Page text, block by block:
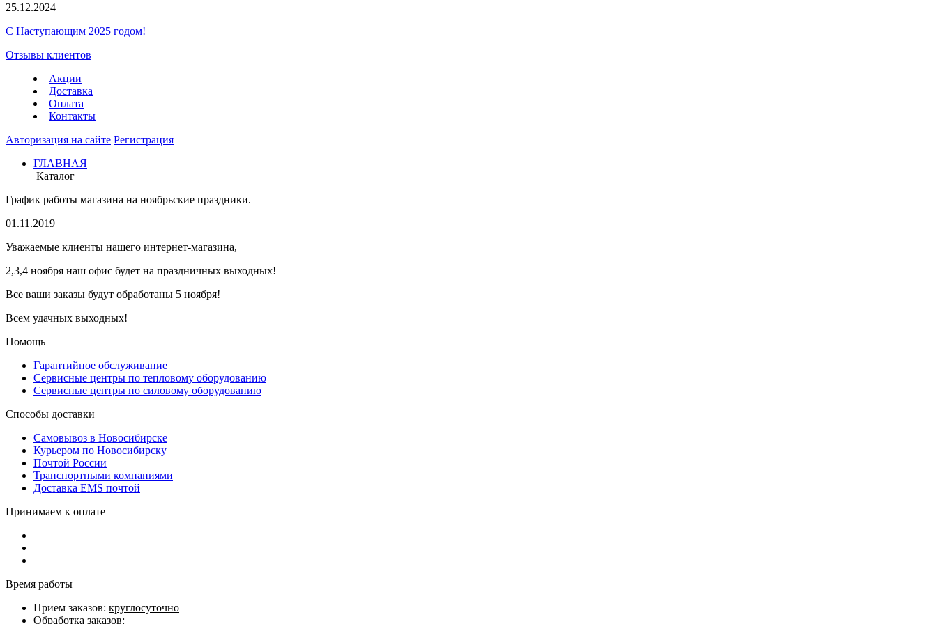
25.12.2024
С Наступающим 2025 годом!
Отзывы клиентов
Акции
Доставка
Оплата
Контакты
Авторизация на сайте Регистрация
ГЛАВНАЯ
Каталог
График работы магазина на ноябрьские праздники.
01.11.2019
Уважаемые клиенты нашего интернет-магазина,
2,3,4 ноября наш офис будет на праздничных выходных!
Все ваши заказы будут обработаны 5 ноября!
Всем удачных выходных!
Помощь
Гарантийное обслуживание
Сервисные центры по тепловому оборудованию
Сервисные центры по силовому оборудованию
Способы доставки
Самовывоз в Новосибирске
Курьером по Новосибирску
Почтой России
Транспортными компаниями
Доставка EMS почтой
Принимаем к оплате
Время работы
Прием заказов: круглосуточно
Обработка заказов: